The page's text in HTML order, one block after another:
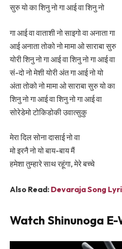
सुरु यो का शिनु नो गा आई वा शिनु नो
गा आई वा वाताशी नो साइगो वा अनाता गा
आई अनाता तोको नो मामा ओ साराबा सुरु
योरी शिनु नो गा आई वा शिनु नो गा आई वा
सं-दो नो मेशी योरी अंत गा आई नो यो
अंता तोको नो मामा ओ साराबा सुरु यो का
शिनु नो गा आई वा शिनु नो गा आई वा
सोरेडेमो टोकिडोकी उवात्सुकु
मेरा दिल सोना दासाई नो वा
मो इरनै नो यो बाय-बाय मैं
हमेशा तुम्हारे साथ रहूंगा, मेरे बच्चे
Also Read: Devaraja Song
Watch Shinunoga